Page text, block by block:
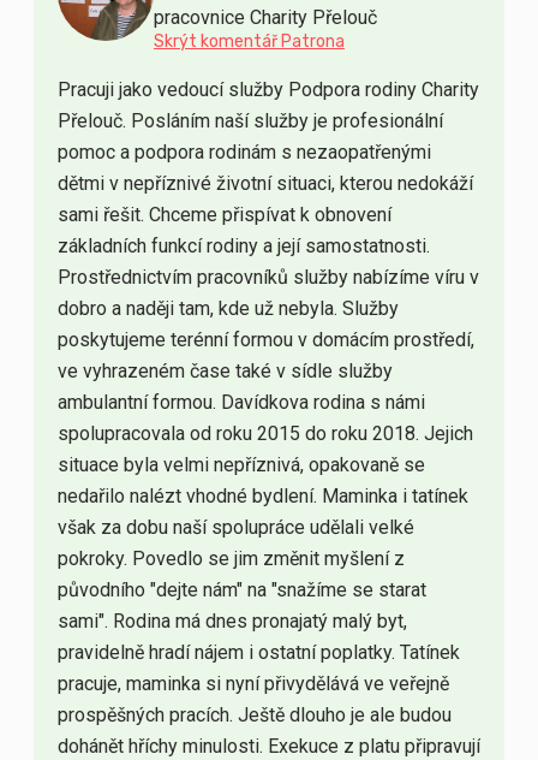
pracovnice Charity Přelouč
Skrýt komentář Patrona
Pracuji jako vedoucí služby Podpora rodiny Charity
Přelouč. Posláním naší služby je profesionální
pomoc a podpora rodinám s nezaopatřenými
dětmi v nepříznivé životní situaci, kterou nedokáží
sami řešit. Chceme přispívat k obnovení
základních funkcí rodiny a její samostatnosti.
Prostřednictvím pracovníků služby nabízíme víru v
dobro a naději tam, kde už nebyla. Služby
poskytujeme terénní formou v domácím prostředí,
ve vyhrazeném čase také v sídle služby
ambulantní formou. Davídkova rodina s námi
spolupracovala od roku 2015 do roku 2018. Jejich
situace byla velmi nepříznivá, opakovaně se
nedařilo nalézt vhodné bydlení. Maminka i tatínek
však za dobu naší spolupráce udělali velké
pokroky. Povedlo se jim změnit myšlení z
původního "dejte nám" na "snažíme se starat
sami". Rodina má dnes pronajatý malý byt,
pravidelně hradí nájem i ostatní poplatky. Tatínek
pracuje, maminka si nyní přivydělává ve veřejně
prospěšných pracích. Ještě dlouho je ale budou
dohánět hříchy minulosti. Exekuce z platu připravují